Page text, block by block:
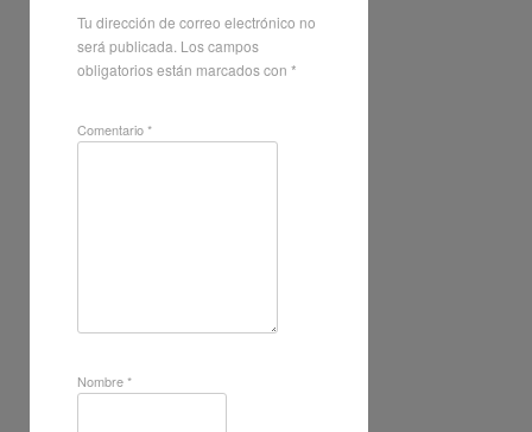
Tu dirección de correo electrónico no
será publicada. Los campos
obligatorios están marcados con *
Comentario*
Nombre*